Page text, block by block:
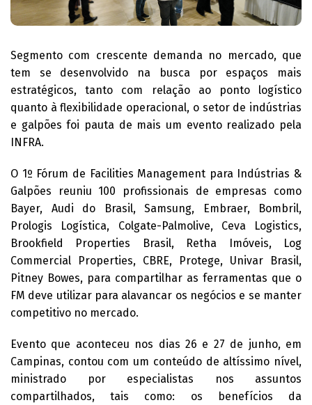
Segmento com crescente demanda no mercado, que
tem se desenvolvido na busca por espaços mais
estratégicos, tanto com relação ao ponto logístico
quanto à flexibilidade operacional, o setor de indústrias
e galpões foi pauta de mais um evento realizado pela
INFRA.
O 1º Fórum de Facilities Management para Indústrias &
Galpões reuniu 100 profissionais de empresas como
Bayer, Audi do Brasil, Samsung, Embraer, Bombril,
Prologis Logística, Colgate-Palmolive, Ceva Logistics,
Brookfield Properties Brasil, Retha Imóveis, Log
Commercial Properties, CBRE, Protege, Univar Brasil,
Pitney Bowes, para compartilhar as ferramentas que o
FM deve utilizar para alavancar os negócios e se manter
competitivo no mercado.
Evento que aconteceu nos dias 26 e 27 de junho, em
Campinas, contou com um conteúdo de altíssimo nível,
ministrado por especialistas nos assuntos
compartilhados, tais como: os benefícios da